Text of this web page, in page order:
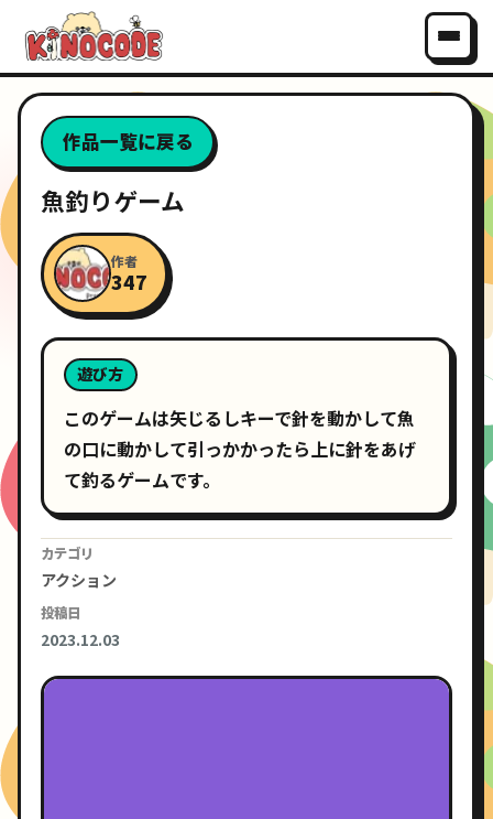
作品一覧に戻る
魚釣りゲーム
作者
347
遊び方
このゲームは矢じるしキーで針を動かして魚
の口に動かして引っかかったら上に針をあげ
て釣るゲームです。
カテゴリ
アクション
投稿日
2023.12.03